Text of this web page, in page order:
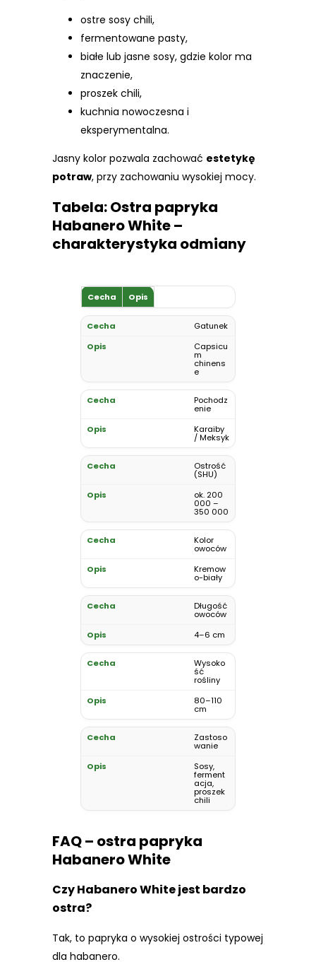
ostre sosy chili,
fermentowane pasty,
białe lub jasne sosy, gdzie kolor ma
znaczenie,
proszek chili,
kuchnia nowoczesna i
eksperymentalna.
Jasny kolor pozwala zachować estetykę
potraw, przy zachowaniu wysokiej mocy.
Tabela: Ostra papryka
Habanero White –
charakterystyka odmiany
Cecha Opis
Gatunek
Capsicu
m
chinens
e
Pochodz
enie
Karaiby
/ Meksyk
Ostrość
(SHU)
ok. 200
000 –
350 000
Kolor
owoców
Kremow
o-biały
Długość
owoców
4–6 cm
Wysoko
ść
rośliny
80–110
cm
Zastoso
wanie
Sosy,
ferment
acja,
proszek
chili
FAQ – ostra papryka
Habanero White
Czy Habanero White jest bardzo
ostra?
Tak, to papryka o wysokiej ostrości typowej
dla habanero.